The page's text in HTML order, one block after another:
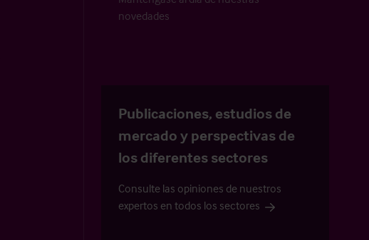
novedades
Publicaciones, estudios de
mercado y perspectivas de
los diferentes sectores
Consulte las opiniones de nuestros
expertos en todos los sectores